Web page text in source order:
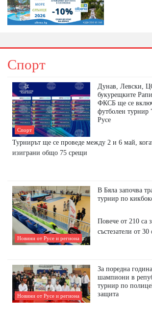
Спорт
Спорт
Дунав, Левски,
букурещките
ФКСБ ще се
футболен турнир
Русе
Турнирът ще се проведе между 2 и 6 май,
изиграни общо 75 срещи
Новини от Русе и региона
В Бяла започва
турнир по
Повече от 210 са
състезатели от 30
Новини от Русе и региона
За поредна
шампиони в
турнир по
защита